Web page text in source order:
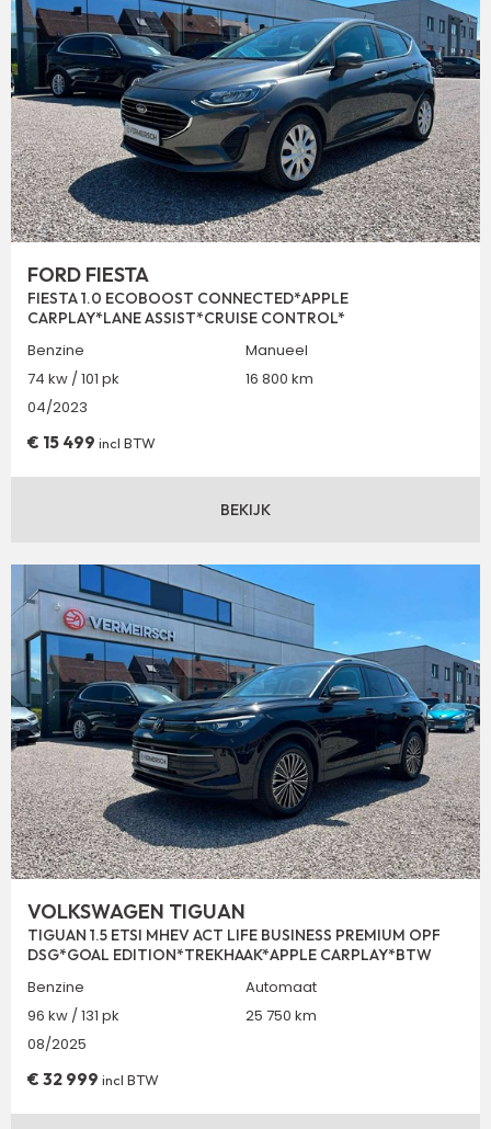
FORD FIESTA
FIESTA 1.0 ECOBOOST CONNECTED*APPLE
CARPLAY*LANE ASSIST*CRUISE CONTROL*
Benzine
Manueel
74 kw / 101 pk
16 800 km
04/2023
€ 15 499 incl BTW
BEKIJK
VOLKSWAGEN TIGUAN
TIGUAN 1.5 ETSI MHEV ACT LIFE BUSINESS PREMIUM OPF
DSG*GOAL EDITION*TREKHAAK*APPLE CARPLAY*BTW
Benzine
Automaat
96 kw / 131 pk
25 750 km
08/2025
€ 32 999 incl BTW